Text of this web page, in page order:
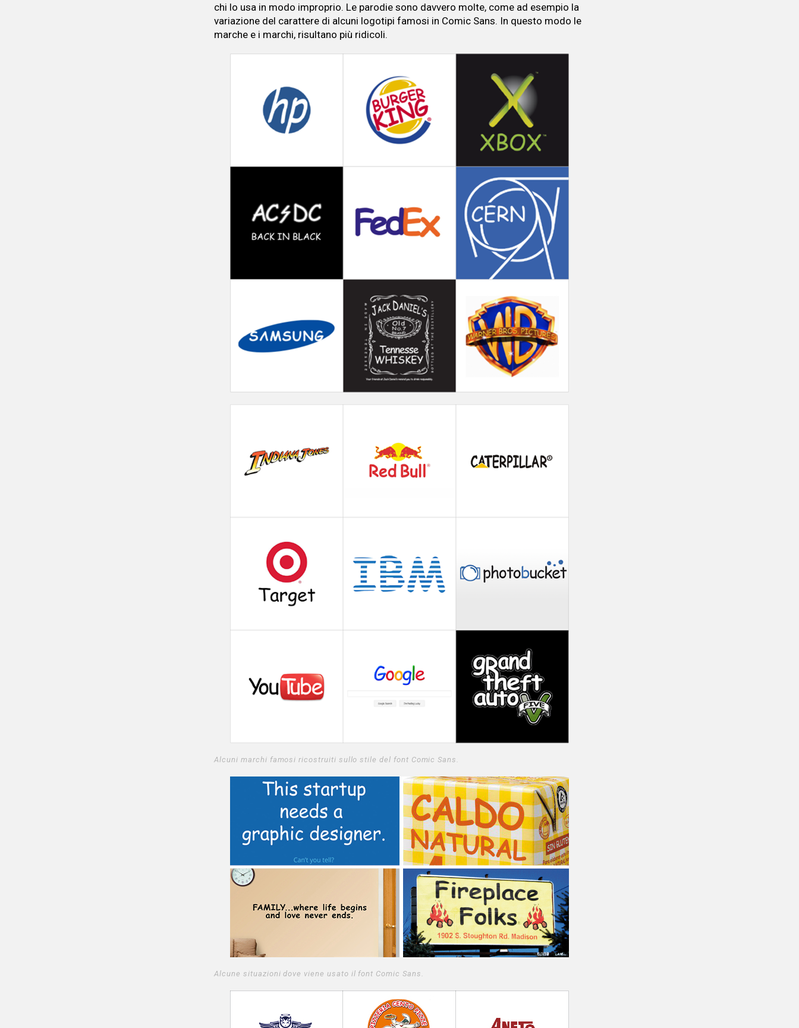
chi lo usa in modo improprio. Le parodie sono davvero molte, come ad esempio la
variazione del carattere di alcuni logotipi famosi in Comic Sans. In questo modo le
marche e i marchi, risultano più ridicoli.
Alcuni marchi famosi ricostruiti sullo stile del font Comic Sans.
Alcune situazioni dove viene usato il font Comic Sans.